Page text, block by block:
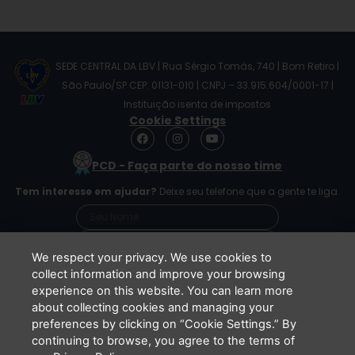
SEDE CENTRAL DA LBV | Rua Sérgio Tomás, 740 | Bom Retiro |
São Paulo/SP CEP: 01131-010 | CNPJ – 33.915.604/0001-17 |
Instituição isenta de impostos
Cookie Settings
F
a
e
o
o
I
n
s
t
g
r
m
Y
o
t
b
e
PCD - Faça parte do nosso time
Tem interesse em ajudar? Deixe seu telefone que a gente te liga.
Li e concordo que minhas informações serão
tratadas de acordo com oAviso de Privacidade
da LBV
ENVIAR
We respect your privacy. We use cookies to
collect information and improve your browsing
experience on this website. You can learn more
about collecting cookies and managing your
preferences by clicking on “Cookie Settings.” By
continuing to browse, you agree to the terms of